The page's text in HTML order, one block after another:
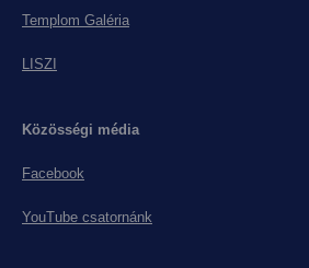
Templom Galéria
LISZI
Közösségi média
Facebook
YouTube csatornánk